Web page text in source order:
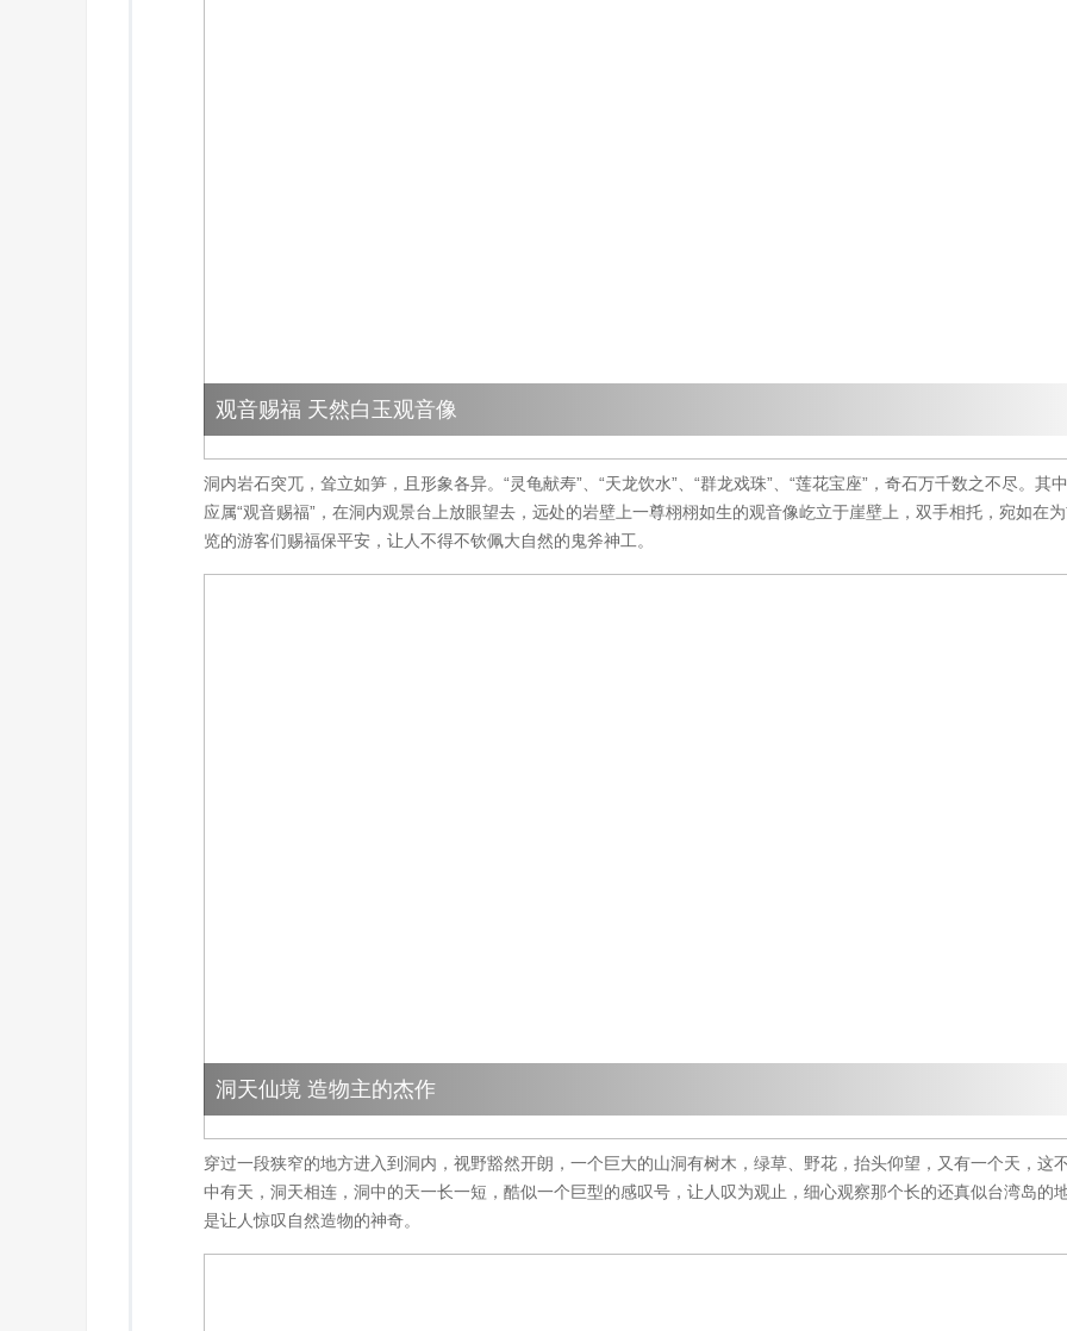
观音赐福 天然白玉观音像
洞内岩石突兀，耸立如笋，且形象各异。“灵龟献寿”、“天龙饮水”、“群龙戏珠”、“莲花宝座”，奇石万千数之不尽。其
应属“观音赐福”，在洞内观景台上放眼望去，远处的岩壁上一尊栩栩如生的观音像屹立于崖壁上，双手相托，宛如在
览的游客们赐福保平安，让人不得不钦佩大自然的鬼斧神工。
洞天仙境 造物主的杰作
穿过一段狭窄的地方进入到洞内，视野豁然开朗，一个巨大的山洞有树木，绿草、野花，抬头仰望，又有一个天，这
中有天，洞天相连，洞中的天一长一短，酷似一个巨型的感叹号，让人叹为观止，细心观察那个长的还真似台湾岛的
是让人惊叹自然造物的神奇。